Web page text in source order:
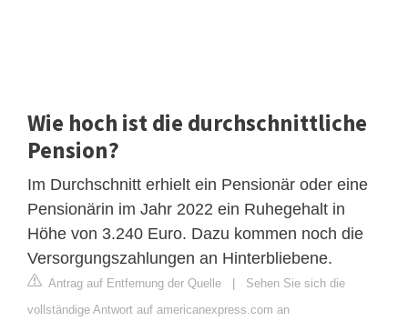
Wie hoch ist die durchschnittliche
Pension?
Im Durchschnitt erhielt ein Pensionär oder eine
Pensionärin im Jahr 2022 ein Ruhegehalt in
Höhe von 3.240 Euro. Dazu kommen noch die
Versorgungszahlungen an Hinterbliebene.
Antrag auf Entfernung der Quelle | Sehen Sie sich die
vollständige Antwort auf americanexpress.com an